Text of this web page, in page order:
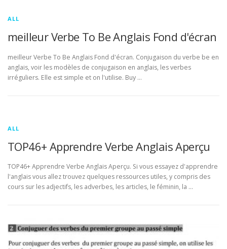
ALL
meilleur Verbe To Be Anglais Fond d'écran
meilleur Verbe To Be Anglais Fond d'écran. Conjugaison du verbe be en
anglais, voir les modèles de conjugaison en anglais, les verbes
irréguliers. Elle est simple et on l'utilise. Buy …
ALL
TOP46+ Apprendre Verbe Anglais Aperçu
TOP46+ Apprendre Verbe Anglais Aperçu. Si vous essayez d'apprendre
l'anglais vous allez trouvez quelques ressources utiles, y compris des
cours sur les adjectifs, les adverbes, les articles, le féminin, la …